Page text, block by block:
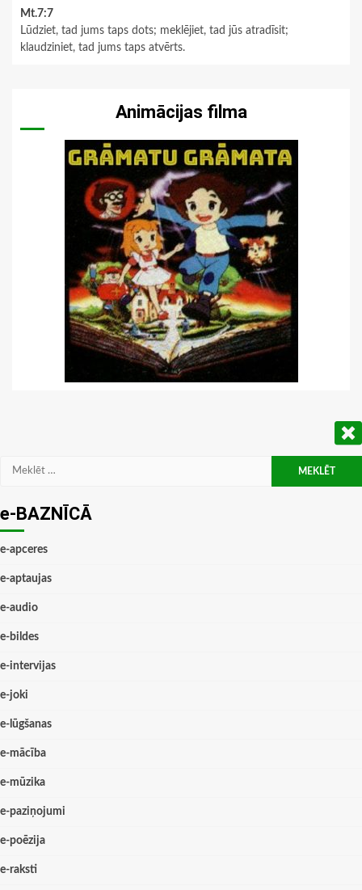
Mt.7:7
Lūdziet, tad jums taps dots; meklējiet, tad jūs atradīsit;
klaudziniet, tad jums taps atvērts.
Animācijas filma
Meklēt:
e-BAZNĪCĀ
e-apceres
e-aptaujas
e-audio
e-bildes
e-intervijas
e-joki
e-lūgšanas
e-mācība
e-mūzika
e-paziņojumi
e-poēzija
e-raksti